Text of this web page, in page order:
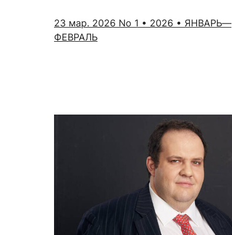
23 мар. 2026 No 1 • 2026 • ЯНВАРЬ—
ФЕВРАЛЬ